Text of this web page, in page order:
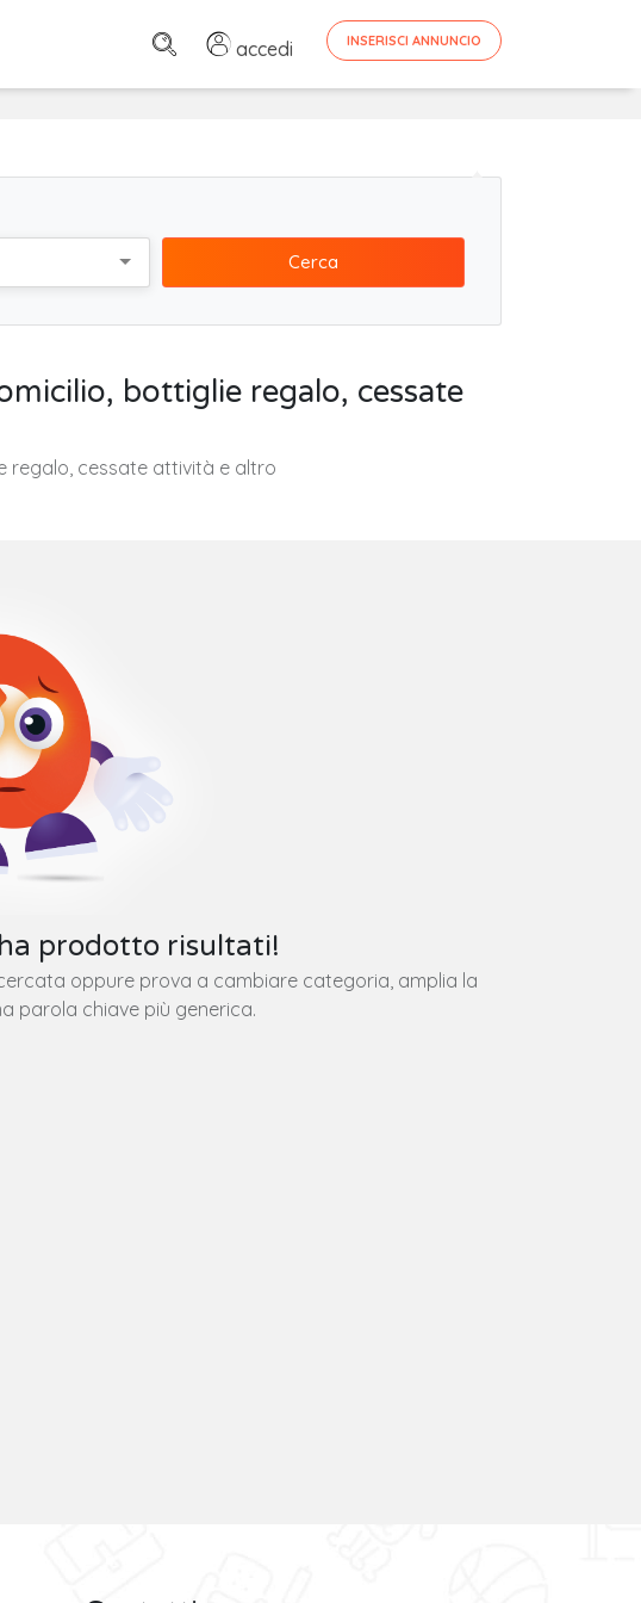
accedi INSERISCI ANNUNCIO
Cerca
bottiglie regalo, cessate
regalo, cessate attività e altro
prodotto risultati!
oppure prova a cambiare categoria, amplia la
parola chiave più generica.